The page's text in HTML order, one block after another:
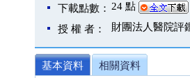
下載點數： 24 點
授 權 者： 財團法人醫院評
基本資料
相關資料